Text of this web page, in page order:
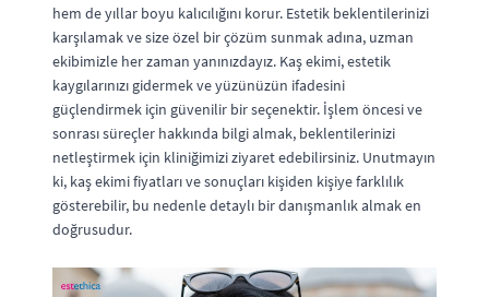
hem de yıllar boyu kalıcılığını korur. Estetik beklentilerinizi
karşılamak ve size özel bir çözüm sunmak adına, uzman
ekibimizle her zaman yanınızdayız. Kaş ekimi, estetik
kaygılarınızı gidermek ve yüzünüzün ifadesini
güçlendirmek için güvenilir bir seçenektir. İşlem öncesi ve
sonrası süreçler hakkında bilgi almak, beklentilerinizi
netleştirmek için kliniğimizi ziyaret edebilirsiniz. Unutmayın
ki, kaş ekimi fiyatları ve sonuçları kişiden kişiye farklılık
gösterebilir, bu nedenle detaylı bir danışmanlık almak en
doğrusudur.